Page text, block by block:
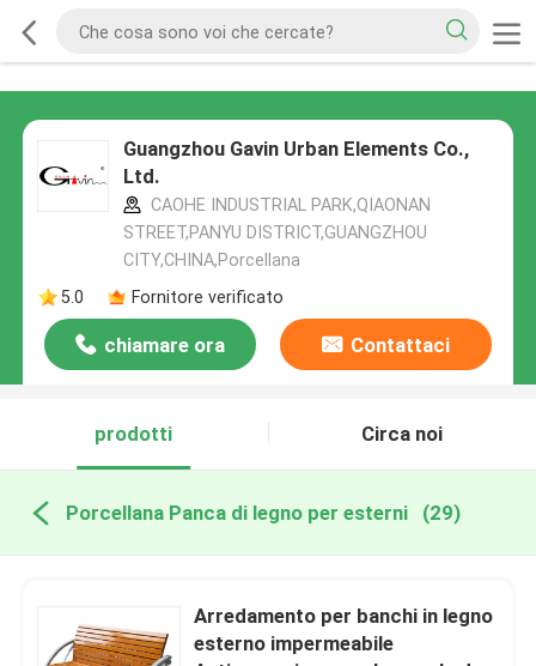
Guangzhou Gavin Urban Elements Co.,
Ltd.
CAOHE INDUSTRIAL PARK,QIAONAN
STREET,PANYU DISTRICT,GUANGZHOU
CITY,CHINA,Porcellana
5.0
Fornitore verificato
chiamare ora Contattaci
prodotti Circa noi
Porcellana Panca di legno per esterni (29)
Arredamento per banchi in legno
esterno impermeabile